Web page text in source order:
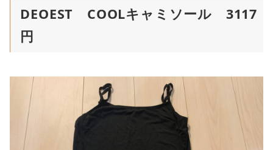
DEOEST COOLキャミソール 3117
円